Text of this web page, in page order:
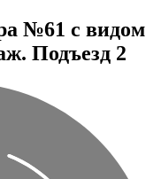
№61 с видом
Подъезд 2